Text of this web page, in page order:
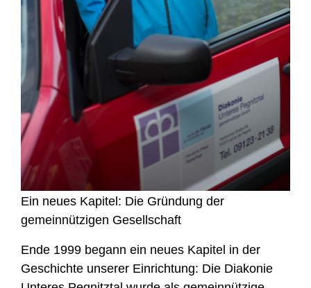
Ein neues Kapitel: Die Gründung der
gemeinnützigen Gesellschaft
Ende 1999 begann ein neues Kapitel in der
Geschichte unserer Einrichtung: Die Diakonie